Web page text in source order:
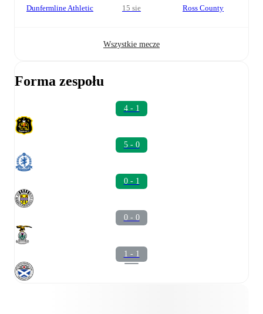
Dunfermline Athletic 15 sie Ross County
Wszystkie mecze
Forma zespołu
4 - 1
5 - 0
0 - 1
0 - 0
1 - 1